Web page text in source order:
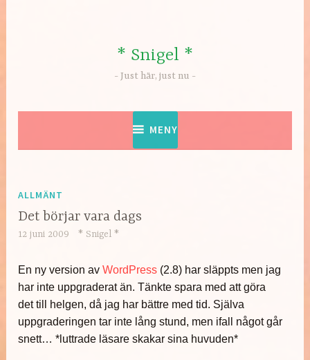
* Snigel *
Just här, just nu
MENY
ALLMÄNT
Det börjar vara dags
12 juni 2009 * Snigel *
En ny version avWordPress (2.8) har släppts men jag
har inte uppgraderat än. Tänkte spara med att göra
det till helgen, då jag har bättre med tid. Själva
uppgraderingen tar inte lång stund, men ifall något går
snett… *luttrade läsare skakar sina huvuden*